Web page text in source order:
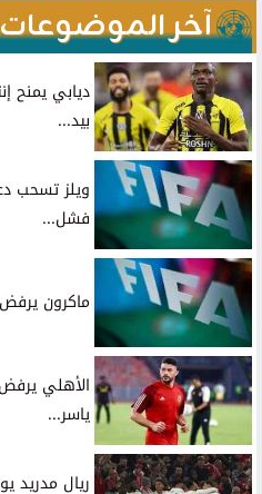
آخر الموضوعات
ديابي يمنح
بيد...
ويلز تسحب
فشل...
ماكرون
الأهلي
ياسر...
ريال مدريد